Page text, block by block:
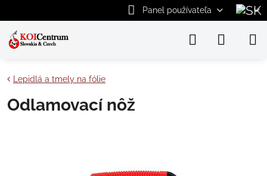
Panel používateľa
Lepidlá a tmely na fólie
Odlamovací nôž